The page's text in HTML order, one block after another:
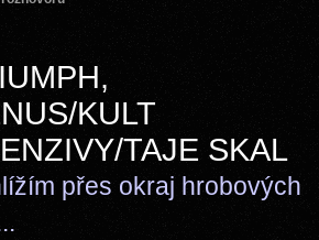
KULT
TAJE SKAL
přes okraj hrobových